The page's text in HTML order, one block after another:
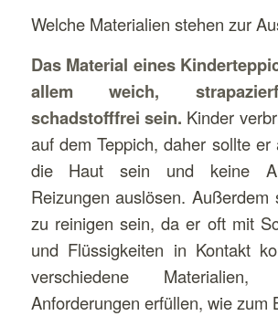
Welche Materialien stehen zur
Das Material eines
allem weich,
schadstofffrei sein. Kinder
auf dem Teppich, daher sollte er
die Haut sein und keine
Reizungen auslösen. Außerdem
zu reinigen sein, da er oft mit
und Flüssigkeiten in Kontakt
verschiedene
Anforderungen erfüllen, wie zum